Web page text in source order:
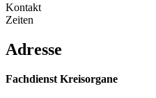
Kontakt
Zeiten
Adresse
Fachdienst Kreisorgane